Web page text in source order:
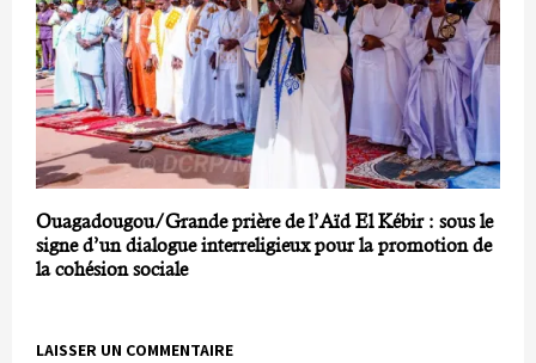
Ouagadougou/Grande prière de l’Aïd El Kébir : sous le
signe d’un dialogue interreligieux pour la promotion de
la cohésion sociale
LAISSER UN COMMENTAIRE